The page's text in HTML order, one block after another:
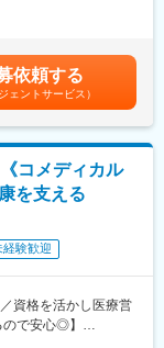
給＋日当＋住宅手
給＋日当＋住宅手
ワークライフバラン
客観的に評価され、
ると永年勤続報奨金
つまり、やりがいや
ます。
未経験の方も安心し
に研修を行い、その
ベルを上げるために
万円程度支給）※た
務5万円支給、5年
目安の金額であ
。月給(月額)は固定手
依頼する
ェントサービス）
コメディカル
を支える
経験歓迎
資格を活かし医療営
で安心◎】